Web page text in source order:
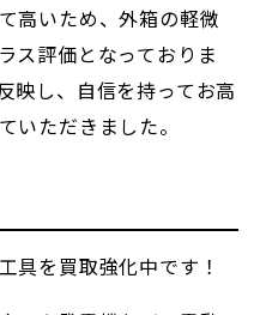
高いため、外箱の軽微
ス評価となっておりま
映し、自信を持ってお高
いただきました。
具を買取強化中です！